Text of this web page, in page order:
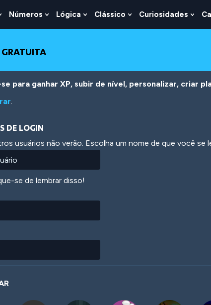
Show
Submenu
Habilidade
Números Show
Submenu
Lógica Show
Submenu
Clássico Show
Submenu
Curiosidades
para ganhar XP, subir de nível, personalizar, criar
.
DE LOGIN
usuários não verão. Escolha um nome de que você se
se de lembrar disso!